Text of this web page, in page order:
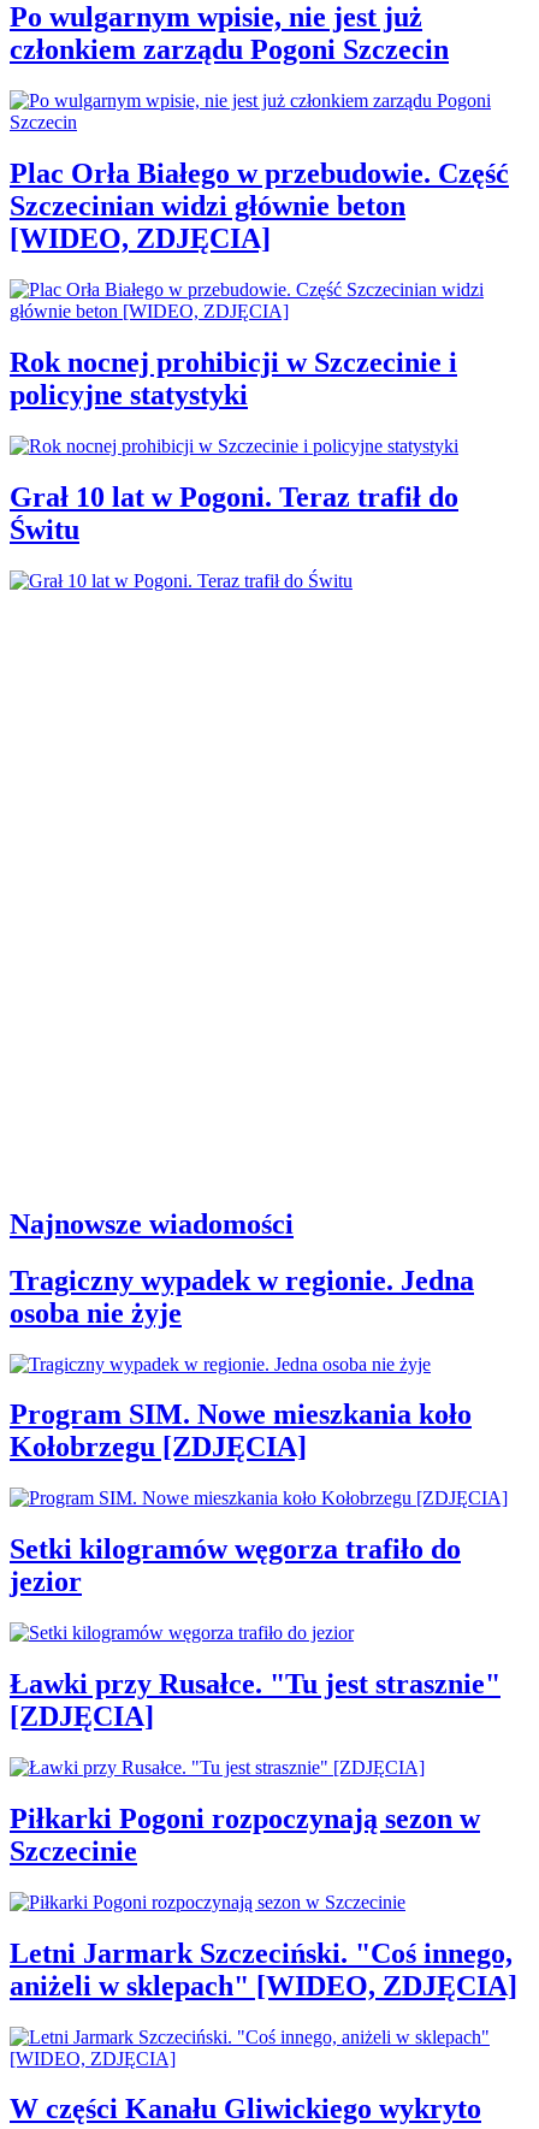
Po wulgarnym wpisie, nie jest już
członkiem zarządu Pogoni Szczecin
Plac Orła Białego w przebudowie. Część
Szczecinian widzi głównie beton
[WIDEO, ZDJĘCIA]
Rok nocnej prohibicji w Szczecinie i
policyjne statystyki
Grał 10 lat w Pogoni. Teraz trafił do
Świtu
Najnowsze wiadomości
Tragiczny wypadek w regionie. Jedna
osoba nie żyje
Program SIM. Nowe mieszkania koło
Kołobrzegu [ZDJĘCIA]
Setki kilogramów węgorza trafiło do
jezior
Ławki przy Rusałce. "Tu jest strasznie"
[ZDJĘCIA]
Piłkarki Pogoni rozpoczynają sezon w
Szczecinie
Letni Jarmark Szczeciński. "Coś innego,
aniżeli w sklepach" [WIDEO, ZDJĘCIA]
W części Kanału Gliwickiego wykryto